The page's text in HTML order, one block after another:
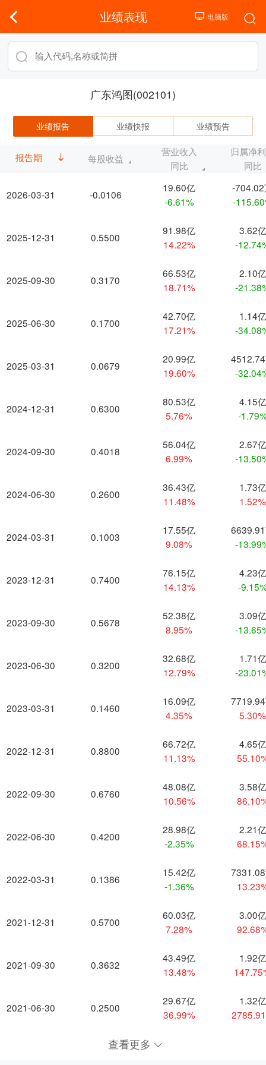
业绩表现
广东鸿图(002101)
业绩报告 业绩快报 业绩预告
报告期
2026-03-31
2025-12-31
2025-09-30
2025-06-30
2025-03-31
2024-12-31
2024-09-30
2024-06-30
2024-03-31
2023-12-31
2023-09-30
2023-06-30
2023-03-31
2022-12-31
2022-09-30
2022-06-30
2022-03-31
2021-12-31
2021-09-30
2021-06-30
每股收益
营业收入
同比
归属净
同比
-0.0106
19.60亿
-6.61%
-
-
0.5500
91.98亿
14.22%
3.62亿
-
0.3170
66.53亿
18.71%
2.10亿
-
0.1700
42.70亿
17.21%
1.14亿
-
0.0679
20.99亿
19.60%
-
0.6300
80.53亿
5.76%
4.15亿
-
0.4018
56.04亿
6.99%
2.67亿
-
0.2600
36.43亿
11.48%
1.73亿
1.52%
0.1003
17.55亿
9.08%
-
0.7400
76.15亿
14.13%
4.23亿
-
0.5678
52.38亿
8.95%
3.09亿
-
0.3200
32.68亿
12.79%
1.71亿
-
0.1460
16.09亿
4.35%
5.30%
0.8800
66.72亿
11.13%
4.65亿
0.6760
48.08亿
10.56%
3.58亿
0.4200
28.98亿
-2.35%
2.21亿
0.1386
15.42亿
-1.36%
0.5700
60.03亿
7.28%
3.00亿
0.3632
43.49亿
13.48%
1.92亿
0.2500
29.67亿
36.99%
1.32亿
查看更多